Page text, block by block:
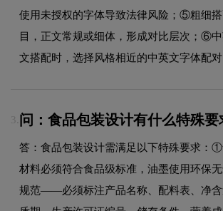
使用未授权的字体导致法律风险；⑤粗细
目，正文常规或细体，形成对比层次；⑥
文搭配时，选择风格相近的中英文字体配对
3. 问：食品包装设计有什么特殊要
答：食品包装设计需满足以下特殊要求
材料必须符合食品级标准，油墨使用环保
规范——必须标注产品名称、配料表、净含